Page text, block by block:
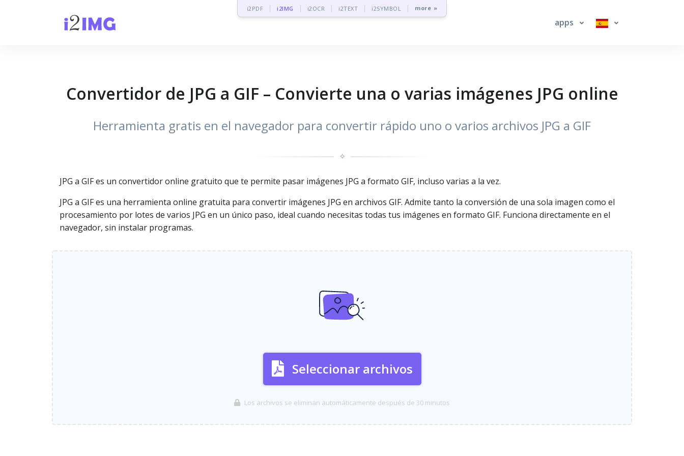
i2PDF i2IMG i2OCR i2TEXT i2SYMBOL more »
apps
Convertidor de JPG a GIF – Convierte una o varias imágenes JPG online
Herramienta gratis en el navegador para convertir rápido uno o varios archivos JPG a GIF
✧
JPG a GIF es un convertidor online gratuito que te permite pasar imágenes JPG a formato GIF, incluso varias a la vez.
JPG a GIF es una herramienta online gratuita para convertir imágenes JPG en archivos GIF. Admite tanto la conversión de una sola imagen como el
procesamiento por lotes de varios JPG en un único paso, ideal cuando necesitas todas tus imágenes en formato GIF. Funciona directamente en el
navegador, sin instalar programas.
Seleccionar archivos
Los archivos se eliminan automáticamente después de 30 minutos